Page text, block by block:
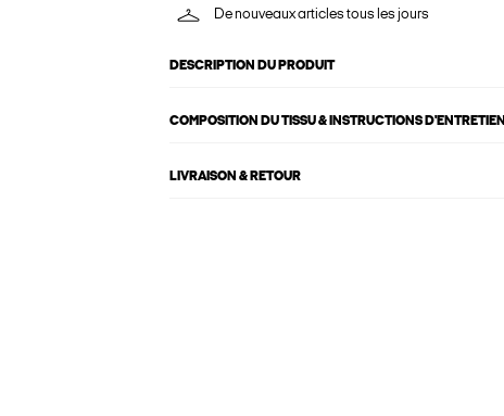
De nouveaux articles tous les jours
DESCRIPTION DU PRODUIT
COMPOSITION DU TISSU & INSTRUCTIONS D'ENTRETIEN
LIVRAISON & RETOUR